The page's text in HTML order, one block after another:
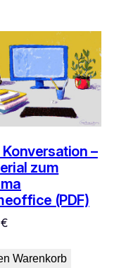
Konversation –
zum
(PDF)
€
Warenkorb